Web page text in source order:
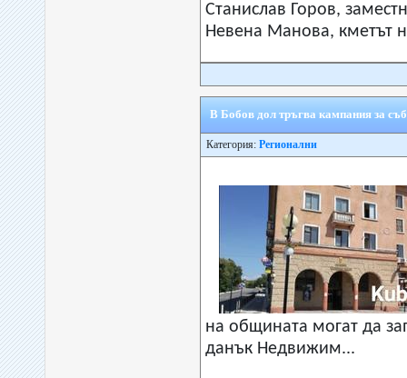
Станислав Горов,
Невена Манова, кметът
В Бобов дол тръгва кампания за
Категория: Регионални
на общината могат да
данък Недвижим...